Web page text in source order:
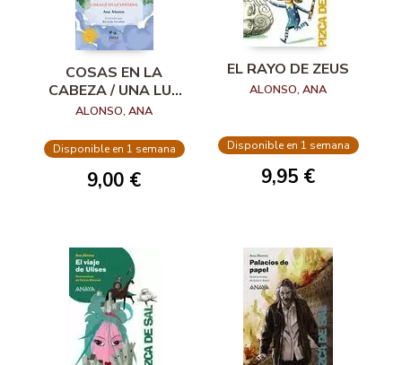
COSAS EN LA
CABEZA / UNA LUZ
EN LA VENTANA
ALONSO, ANA
Disponible en 1 semana
9,00 €
EL RAYO DE ZEUS
ALONSO, ANA
Disponible en 1 semana
9,95 €